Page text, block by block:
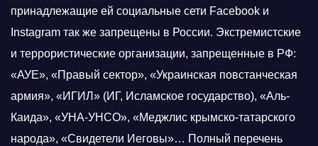
принадлежащие ей социальные сети Facebook и
Instagram так же запрещены в России. Экстремистские
и террористические организации, запрещенные в РФ:
«АУЕ», «Правый сектор», «Украинская повстанческая
армия», «ИГИЛ» (ИГ, Исламское государство), «Аль-
Каида», «УНА-УНСО», «Меджлис крымско-татарского
народа», «Свидетели Иеговы»… Полный перечень